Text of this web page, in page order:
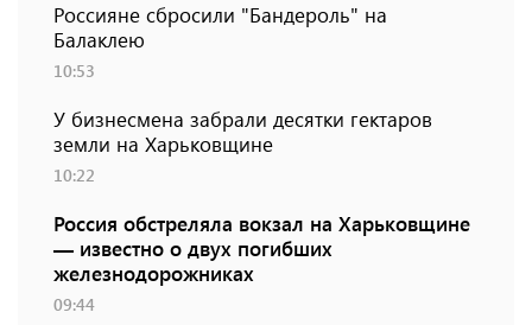
Россияне сбросили "Бандероль" на
Балаклею
10:53
У бизнесмена забрали десятки гектаров
земли на Харьковщине
10:22
Россия обстреляла вокзал на Харьковщине
— известно о двух погибших
железнодорожниках
09:44